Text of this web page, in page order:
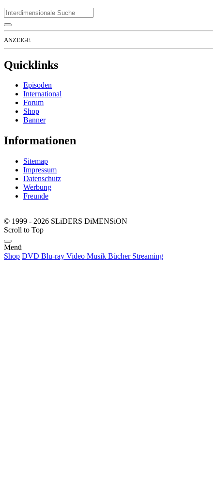
ANZEIGE
Quicklinks
Episoden
International
Forum
Shop
Banner
Informationen
Sitemap
Impressum
Datenschutz
Werbung
Freunde
© 1999 - 2026 SLiDERS DiMENSiON
Scroll to Top
Menü
Shop DVD Blu-ray Video Musik Bücher Streaming